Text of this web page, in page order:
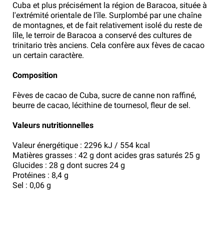
Cuba et plus précisément la région de Baracoa, située à
l'extrémité orientale de l'île. Surplombé par une chaîne
de montagnes, et de fait relativement isolé du reste de
lîle, le terroir de Baracoa a conservé des cultures de
trinitario très anciens. Cela confère aux fèves de cacao
un certain caractère.
Composition
Fèves de cacao de Cuba, sucre de canne non raffiné,
beurre de cacao, lécithine de tournesol, fleur de sel.
Valeurs nutritionnelles
Valeur énergétique : 2296 kJ / 554 kcal
Matières grasses : 42 g dont acides gras saturés 25 g
Glucides : 28 g dont sucres 24 g
Protéines : 8,4 g
Sel : 0,06 g